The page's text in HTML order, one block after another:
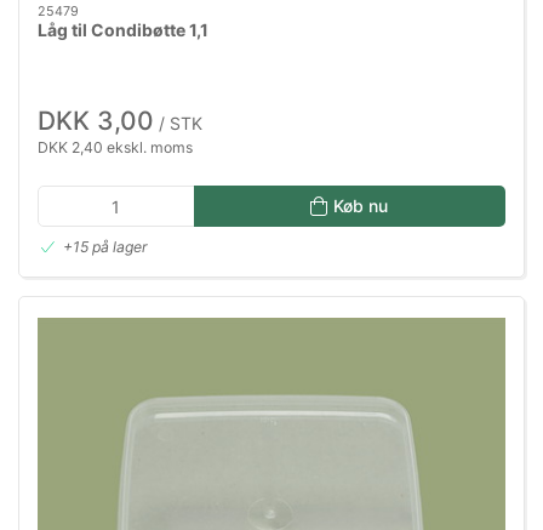
25479
Låg til Condibøtte 1,1
DKK 3,00 / STK
DKK 2,40 ekskl. moms
Køb nu
+15 på lager